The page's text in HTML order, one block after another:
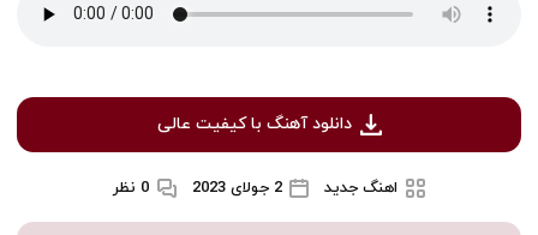
دانلود آهنگ با کیفیت عالی
اهنگ جدید 2 جولای 2023 0 نظر